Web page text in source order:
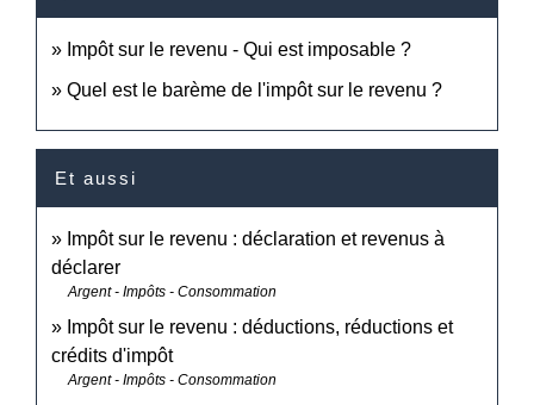
Impôt sur le revenu - Qui est imposable ?
Quel est le barème de l'impôt sur le revenu ?
Et aussi
Impôt sur le revenu : déclaration et revenus à
déclarer
Argent - Impôts - Consommation
Impôt sur le revenu : déductions, réductions et
crédits d'impôt
Argent - Impôts - Consommation